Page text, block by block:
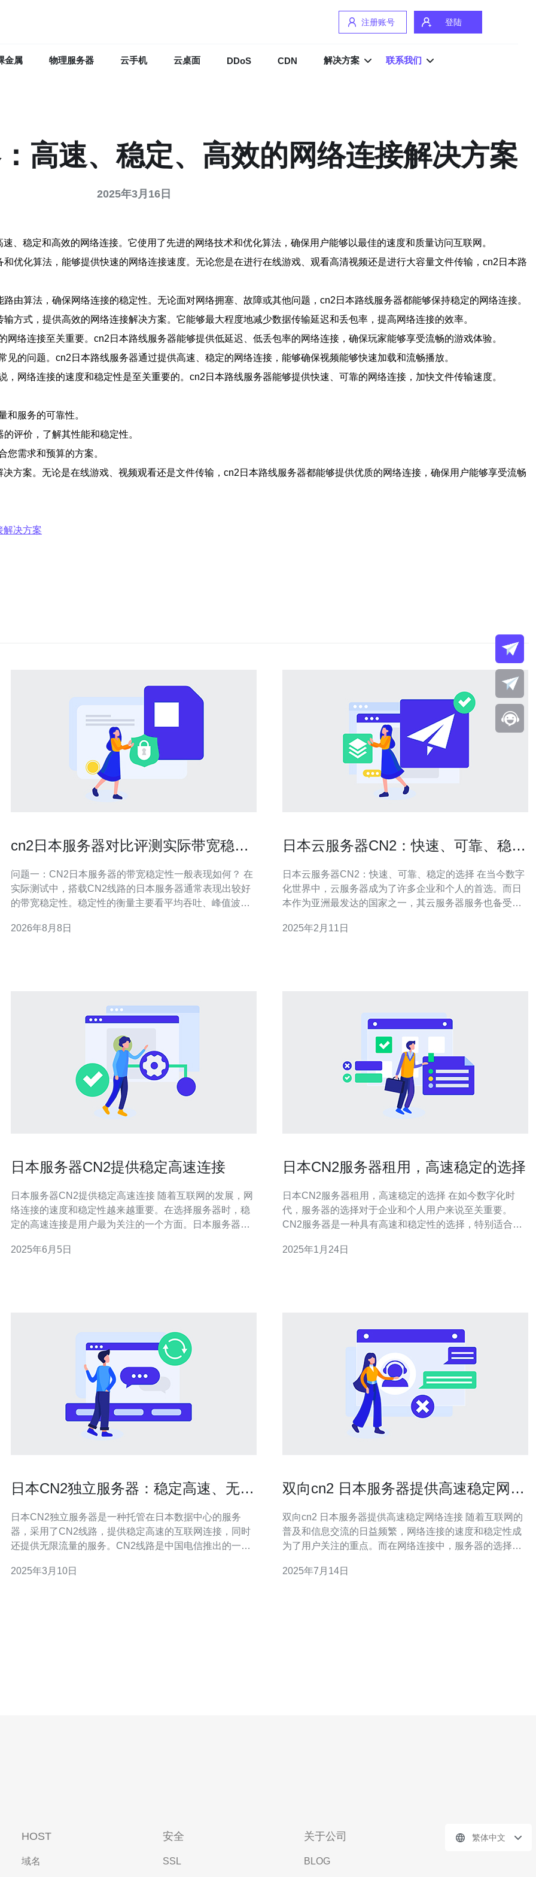
注册账号 登陆
金属 物理服务器 云手机 云桌面 DDoS CDN 解决方案 联系我们
高速、稳定、高效的网络连接解决方案
2025年3月16日
、稳定和高效的网络连接。它使用了先进的网络技术和优化算法，确保用户能够以最佳的速度和质量访问互联网。
优化算法，能够提供快速的网络连接速度。无论您是在进行在线游戏、观看高清视频还是进行大容量文件传输，cn2日本路
由算法，确保网络连接的稳定性。无论面对网络拥塞、故障或其他问题，cn2日本路线服务器都能够保持稳定的网络连接。
方式，提供高效的网络连接解决方案。它能够最大程度地减少数据传输延迟和丢包率，提高网络连接的效率。
络连接至关重要。cn2日本路线服务器能够提供低延迟、低丢包率的网络连接，确保玩家能够享受流畅的游戏体验。
的问题。cn2日本路线服务器通过提供高速、稳定的网络连接，能够确保视频能够快速加载和流畅播放。
网络连接的速度和稳定性是至关重要的。cn2日本路线服务器能够提供快速、可靠的网络连接，加快文件传输速度。
和服务的可靠性。
评价，了解其性能和稳定性。
您需求和预算的方案。
方案。无论是在线游戏、视频观看还是文件传输，cn2日本路线服务器都能够提供优质的网络连接，确保用户能够享受流畅
解决方案
cn2日本服务器对比评测实际带宽稳定
问题一：CN2日本服务器的带宽稳定性一般表现如何？ 在
实际测试中，搭载CN2线路的日本服务器通常表现出较好
的带宽稳定性。稳定性的衡量主要看平均吞吐、峰值波动
宽的90%及以上，峰值时段下降幅度在10%~30%之间。需
2026年8月8日
日本云服务器CN2：快速、可靠、稳定
日本云服务器CN2：快速、可靠、稳定的选择 在当今数字
化世界中，云服务器成为了许多企业和个人的首选。而日
本作为亚洲最发达的国家之一，其云服务器服务也备受关
和稳定的性能成为了人们的首选。 日本云服务器CN2采用
2025年2月11日
日本服务器CN2提供稳定高速连接
日本服务器CN2提供稳定高速连接 随着互联网的发展，网
络连接的速度和稳定性越来越重要。在选择服务器时，稳
定的高速连接是用户最为关注的一个方面。日本服务器
是指位于日本的服务器，其网络连接通过CN2线路进行传
2025年6月5日
日本CN2服务器租用，高速稳定的选择
日本CN2服务器租用，高速稳定的选择 在如今数字化时
代，服务器的选择对于企业和个人用户来说至关重要。
CN2服务器是一种具有高速和稳定性的选择，特别适合需
网络技术，通过优化网络结构和增加带宽来提供更高的速
2025年1月24日
日本CN2独立服务器：稳定高速、无限
日本CN2独立服务器是一种托管在日本数据中心的服务
器，采用了CN2线路，提供稳定高速的互联网连接，同时
还提供无限流量的服务。CN2线路是中国电信推出的一种
拥塞，提供更稳定、更快速的网络连接。 稳定高速的互联
2025年3月10日
双向cn2 日本服务器提供高速稳定网络
双向cn2 日本服务器提供高速稳定网络连接 随着互联网的
普及和信息交流的日益频繁，网络连接的速度和稳定性成
为了用户关注的重点。而在网络连接中，服务器的选择至
备受用户青睐。 双向cn2 日本服务器采用了先进的网络技
2025年7月14日
HOST
域名
安全
SSL
关于公司
BLOG
繁体中文